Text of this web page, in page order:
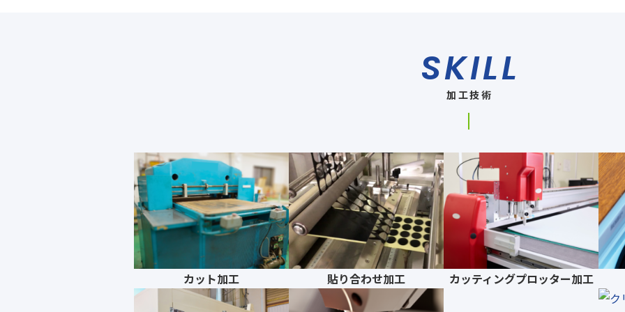
加工技術
SKILL
カット加工 貼り合わせ加工 カッティングプロッター加工